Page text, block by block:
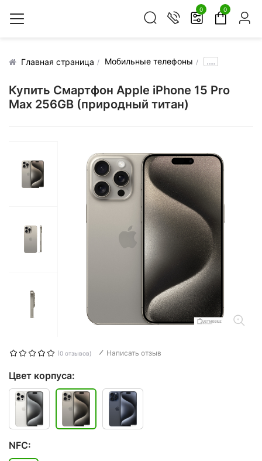
0 0
Главная страница Мобильные телефоны .....
Купить Смартфон Apple iPhone 15 Pro
Max 256GB (природный титан)
(0 отзывов) Написать отзыв
Цвет корпуса:
NFC: